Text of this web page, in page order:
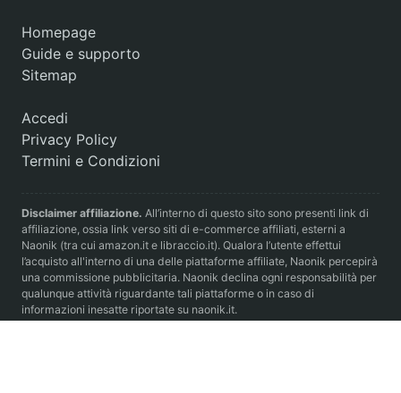
Homepage
Guide e supporto
Sitemap
Accedi
Privacy Policy
Termini e Condizioni